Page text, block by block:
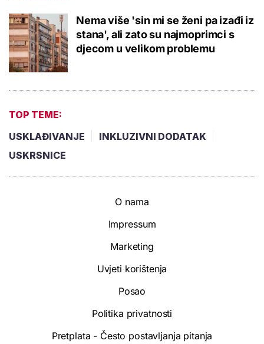
Nema više 'sin mi se ženi pa izađi iz
stana', ali zato su najmoprimci s
djecom u velikom problemu
TOP TEME:
USKLAĐIVANJE
INKLUZIVNI DODATAK
USKRSNICE
O nama
Impressum
Marketing
Uvjeti korištenja
Posao
Politika privatnosti
Pretplata - Često postavljanja pitanja